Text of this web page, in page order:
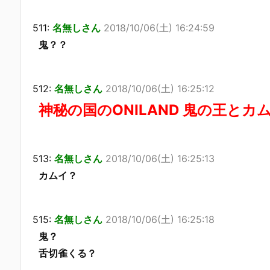
511: 名無しさん 2018/10/06(土) 16:24:59
鬼？？
512: 名無しさん 2018/10/06(土) 16:25:12
神秘の国のONILAND 鬼の王とカ
513: 名無しさん 2018/10/06(土) 16:25:13
カムイ？
515: 名無しさん 2018/10/06(土) 16:25:18
鬼？
舌切雀くる？